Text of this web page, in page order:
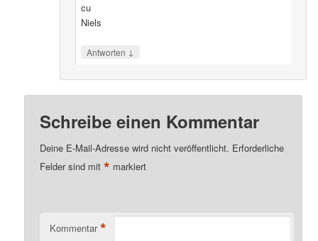
cu
Niels
Antworten ↓
Schreibe einen Kommentar
Deine E-Mail-Adresse wird nicht veröffentlicht. Erforderliche
Felder sind mit* markiert
Kommentar *